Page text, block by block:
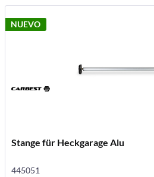
NUEVO
Stange für Heckgarage Alu
445051